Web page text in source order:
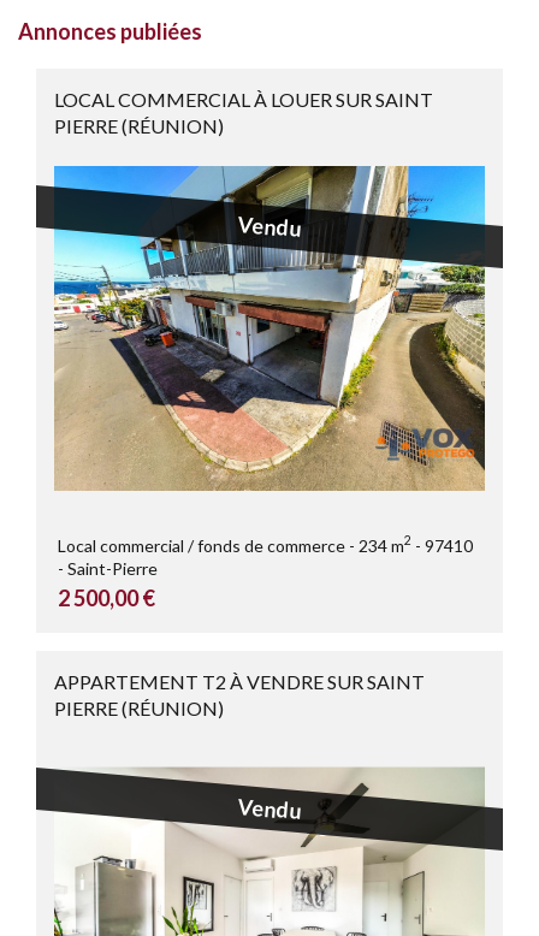
Annonces publiées
LOCAL COMMERCIAL À LOUER SUR SAINT
PIERRE (RÉUNION)
Vendu
Local commercial / fonds de commerce 234 m2
97410
Saint-Pierre
2 500,00 €
APPARTEMENT T2 À VENDRE SUR SAINT
PIERRE (RÉUNION)
Vendu